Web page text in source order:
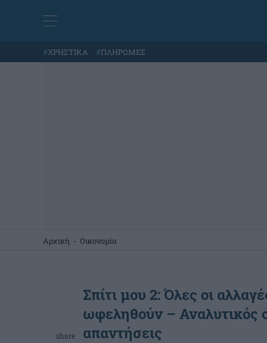
#ΧΡΗΣΤΙΚΑ #ΠΛΗΡΩΜΕΣ
Αρχική - Οικονομία
share
Σπίτι μου 2: Όλες οι
ωφεληθούν – Αναλυτικός
απαντήσεις